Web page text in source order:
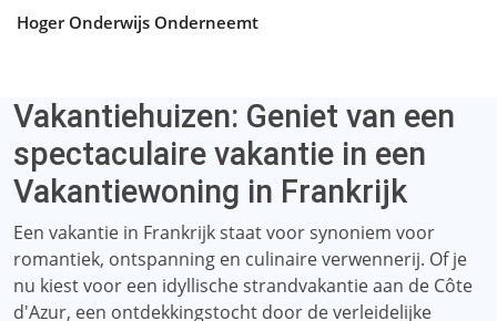
Hoger Onderwijs Onderneemt
Vakantiehuizen: Geniet van een
spectaculaire vakantie in een
Vakantiewoning in Frankrijk
Een vakantie in Frankrijk staat voor synoniem voor
romantiek, ontspanning en culinaire verwennerij. Of je
nu kiest voor een idyllische strandvakantie aan de Côte
d'Azur, een ontdekkingstocht door de verleidelijke